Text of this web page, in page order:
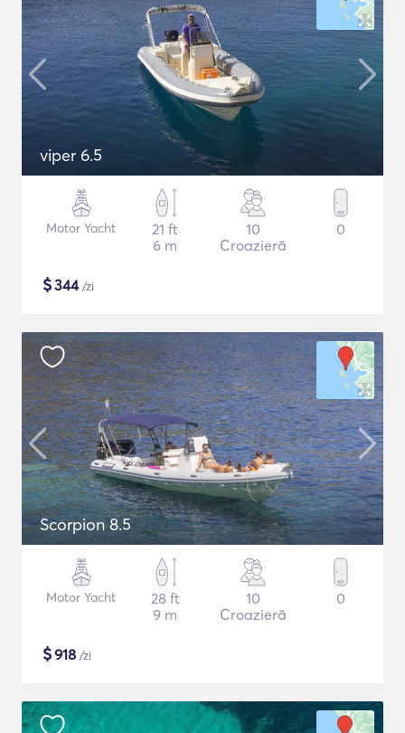
viper 6.5
Motor Yacht
21 ft
6 m
10
Croazieră
0
$344/zi
Scorpion 8.5
Motor Yacht
28 ft
9 m
10
Croazieră
0
$918 /zi